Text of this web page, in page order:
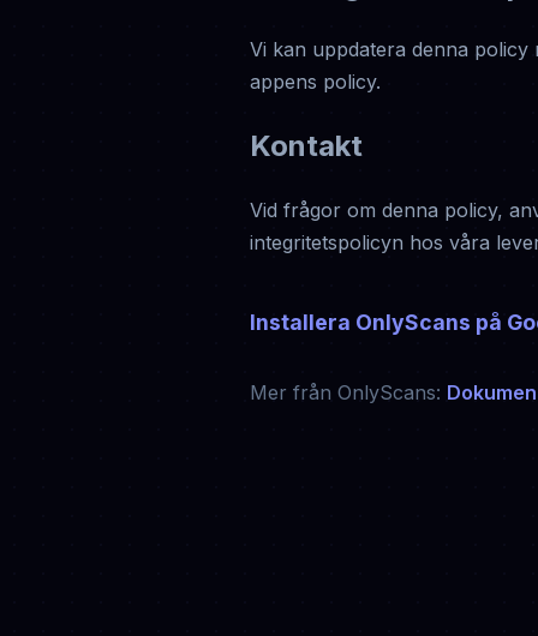
Vi kan uppdatera denna
appens policy.
Kontakt
Vid frågor om denna policy,
integritetspolicyn hos våra
Installera OnlyScans på
Mer från OnlyScans: